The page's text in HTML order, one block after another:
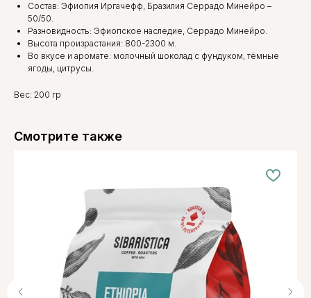
Состав: Эфиопия Иргачефф, Бразилия Серрадо Минейро –
50/50.
Разновидность: Эфиопское наследие, Серрадо Минейро.
Высота произрастания: 800-2300 м.
Во вкусе и аромате: молочный шоколад с фундуком, тёмные
ягоды, цитрусы.
Вес: 200 гр
Смотрите также